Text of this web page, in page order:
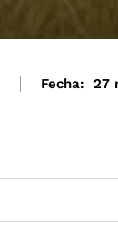
Fecha: 27